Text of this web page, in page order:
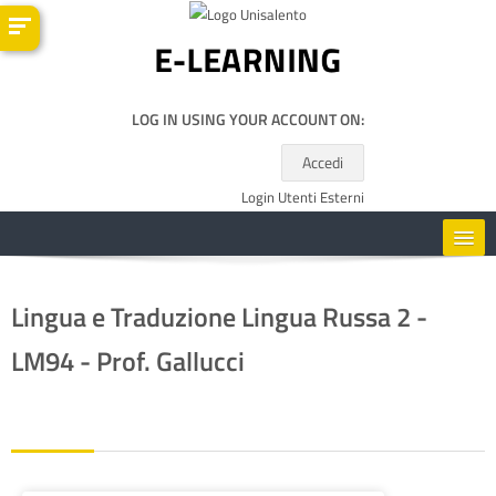
Kalo te përmajtja kryesore
LOG IN USING YOUR ACCOUNT ON:
Accedi
Login Utenti Esterni
SHQIP ‎(SQ)‎
Lingua e Traduzione Lingua Russa 2 -
LM94 - Prof. Gallucci